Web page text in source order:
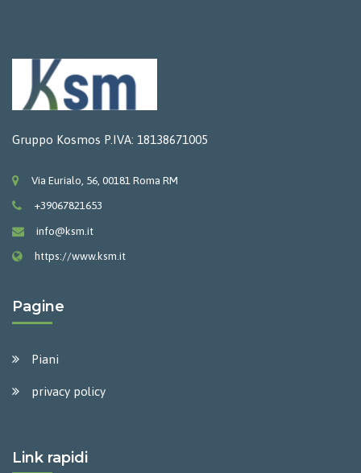
Gruppo Kosmos P.IVA: 18138671005
Via Eurialo, 56, 00181 Roma RM
+39067821653
info@ksm.it
https://www.ksm.it
Pagine
Piani
privacy policy
Link rapidi